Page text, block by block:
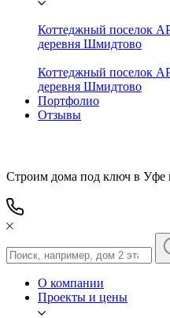
Коттеджный поселок
деревня Шмидтово
Коттеджный поселок
деревня Шмидтово
Портфолио
Отзывы
Строим дома под ключ в Уфе
О компании
Проекты и цены